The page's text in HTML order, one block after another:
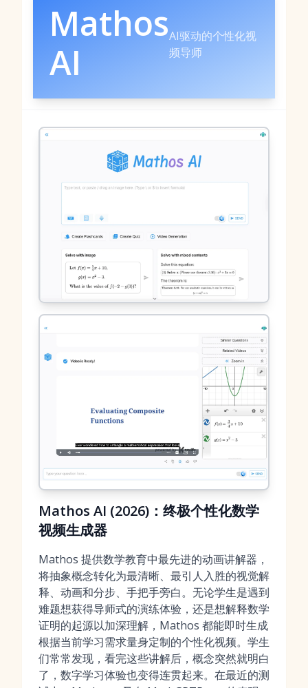
Mathos
AI
AI驱动的个性化视
频导师
Mathos AI (2026)：终极个性化数学
视频生成器
Mathos 提供数学教育中最先进的动画讲解器，
将抽象概念转化为最清晰、最引人入胜的视觉解
释、动画和分步、手把手旁白。无论学生是遇到
难题想获得导师式的演练体验，还是想解释数学
证明的起源以加深理解，Mathos 都能即时生成
根据当前学习需求量身定制的个性化视频。学生
们常常发现，看完这些讲解后，概念突然就明白
了，数字学习体验也变得连贯起来。在最近的测